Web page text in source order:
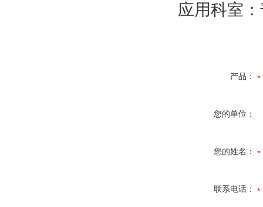
应用科室
产品：
您的单位：
您的姓名：
联系电话：